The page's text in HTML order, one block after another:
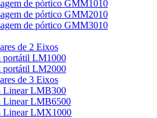
de pórtico GMM1010
de pórtico GMM2010
de pórtico GMM3010
de 2 Eixos
portátil LM1000
portátil LM2000
de 3 Eixos
Linear LMB300
Linear LMB6500
Linear LMX1000